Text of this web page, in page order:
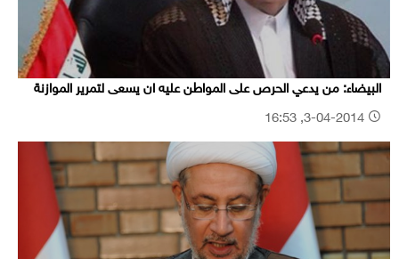
البيضاء: من يدعي الحرص على المواطن عليه ان يسعى لتمرير الموازنة